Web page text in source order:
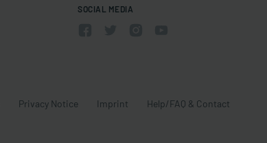
SOCIAL MEDIA
Privacy Notice Imprint Help/FAQ & Contact